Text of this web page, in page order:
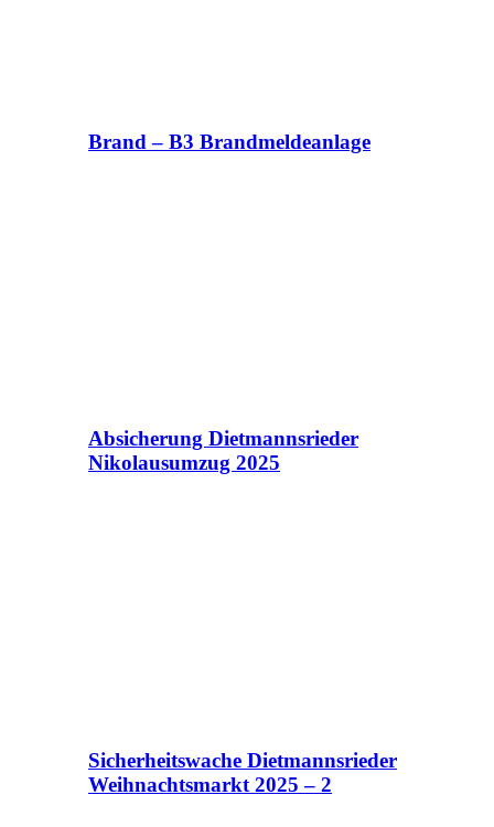
Brand – B3 Brandmeldeanlage
Absicherung Dietmannsrieder
Nikolausumzug 2025
Sicherheitswache Dietmannsrieder
Weihnachtsmarkt 2025 – 2